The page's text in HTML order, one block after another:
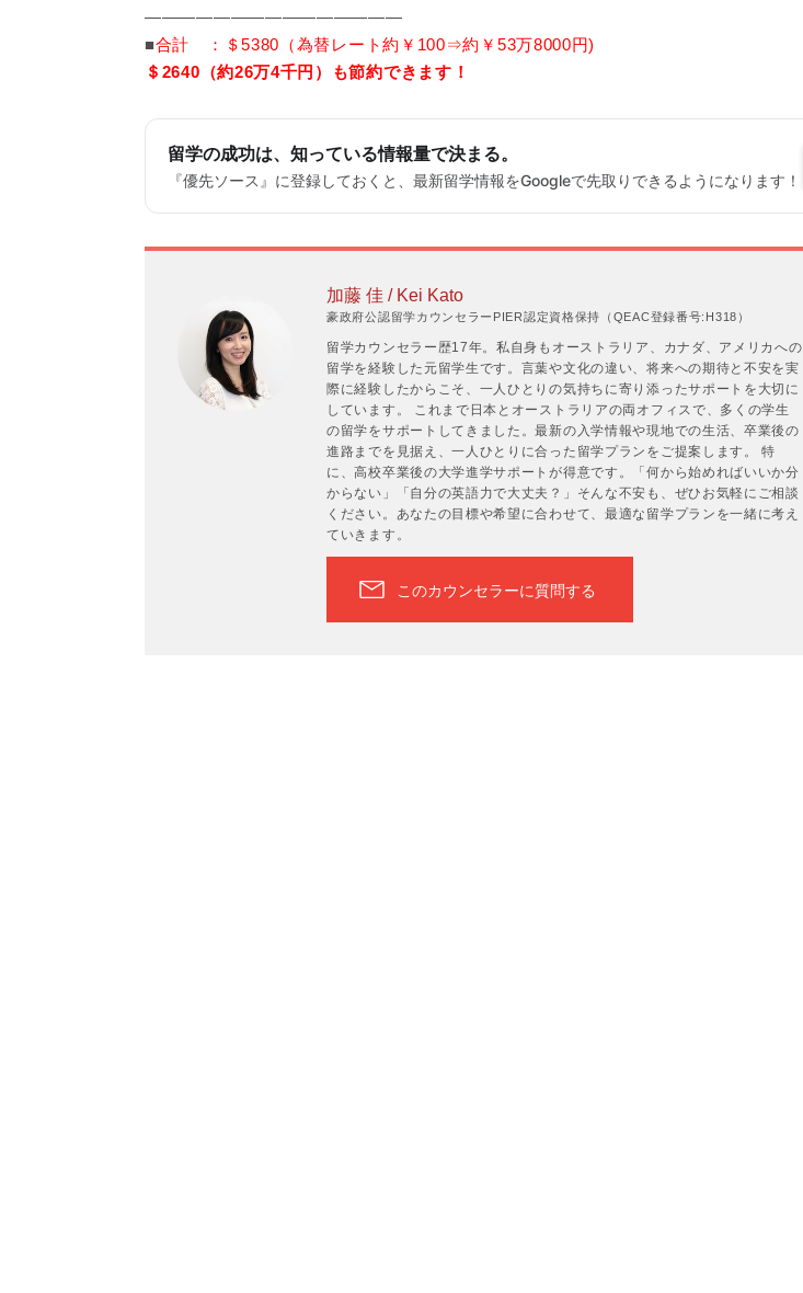
———————————————
■合計 ：＄5380（為替レート約￥100⇒約￥53万8000円)
＄2640（約26万4千円）も節約できます！
留学の成功は、知っている情報量で決まる。
『優先ソース』に登録しておくと、最新留学情報をGoogleで先取りできるようになります！
加藤 佳 / Kei Kato
豪政府公認留学カウンセラーPIER認定資格保持（QEAC登録番号:H318）
留学カウンセラー歴17年。私自身もオーストラリア、カナダ、アメリカへの
留学を経験した元留学生です。言葉や文化の違い、将来への期待と不安を実
際に経験したからこそ、一人ひとりの気持ちに寄り添ったサポートを大切に
しています。 これまで日本とオーストラリアの両オフィスで、多くの学生
の留学をサポートしてきました。最新の入学情報や現地での生活、卒業後の
進路までを見据え、一人ひとりに合った留学プランをご提案します。 特
に、高校卒業後の大学進学サポートが得意です。「何から始めればいいか分
からない」「自分の英語力で大丈夫？」そんな不安も、ぜひお気軽にご相談
ください。あなたの目標や希望に合わせて、最適な留学プランを一緒に考え
ていきます。
このカウンセラーに質問する